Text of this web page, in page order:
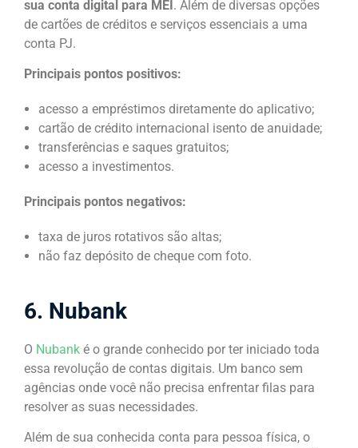
sua conta digital para MEI. Além de diversas opções
de cartões de créditos e serviços essenciais a uma
conta PJ.
Principais pontos positivos:
acesso a empréstimos diretamente do aplicativo;
cartão de crédito internacional isento de anuidade;
transferências e saques gratuitos;
acesso a investimentos.
Principais pontos negativos:
taxa de juros rotativos são altas;
não faz depósito de cheque com foto.
6. Nubank
O Nubank é o grande conhecido por ter iniciado toda
essa revolução de contas digitais. Um banco sem
agências onde você não precisa enfrentar filas para
resolver as suas necessidades.
Além de sua conhecida conta para pessoa física, o